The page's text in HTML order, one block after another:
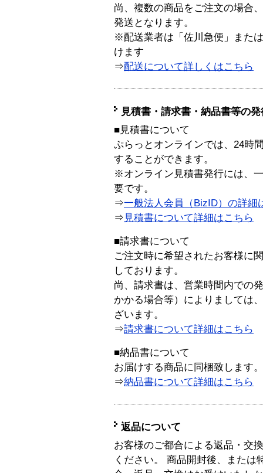
尚、複数の商品をご注文の場合
発送となります。
※配送業者は「佐川急便」また
けます
⇒配送について詳しくはこちら
見積書・請求書・納品書等の
■見積書について
ぷらっとオンラインでは、24時
することができます。
※オンライン見積書発行には、
要です。
⇒一般法人会員（BizID）の詳細
⇒ 見積書について詳細はこちら
■請求書について
ご注文時に希望されたお客様に
しております。
尚、請求書は、営業時間内での
かかる場合等）によりましては
ざいます。
⇒請求書について詳細はこちら
■納品書について
お届けする商品に同梱致します。
⇒納品書について詳細はこちら
返品について
お客様のご都合による返品・交
ください。 商品開封後、または